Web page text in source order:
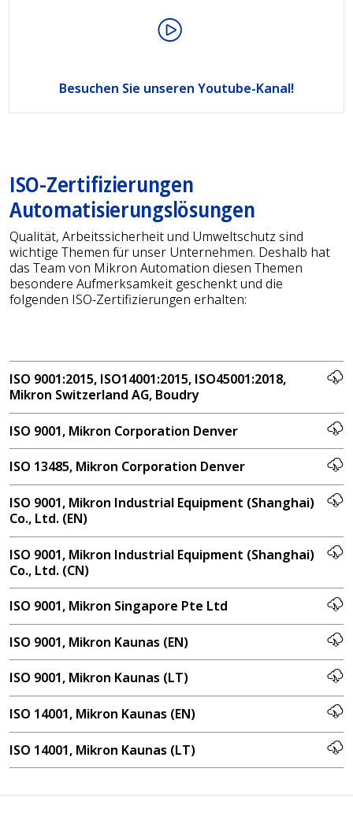
Besuchen Sie unseren Youtube-Kanal!
ISO-Zertifizierungen
Automatisierungslösungen
Qualität, Arbeitssicherheit und Umweltschutz sind
wichtige Themen für unser Unternehmen. Deshalb hat
das Team von Mikron Automation diesen Themen
besondere Aufmerksamkeit geschenkt und die
folgenden ISO-Zertifizierungen erhalten:
ISO 9001:2015, ISO14001:2015, ISO45001:2018,
Mikron Switzerland AG, Boudry
ISO 9001, Mikron Corporation Denver
ISO 13485, Mikron Corporation Denver
ISO 9001, Mikron Industrial Equipment (Shanghai)
Co., Ltd. (EN)
ISO 9001, Mikron Industrial Equipment (Shanghai)
Co., Ltd. (CN)
ISO 9001, Mikron Singapore Pte Ltd
ISO 9001, Mikron Kaunas (EN)
ISO 9001, Mikron Kaunas (LT)
ISO 14001, Mikron Kaunas (EN)
ISO 14001, Mikron Kaunas (LT)